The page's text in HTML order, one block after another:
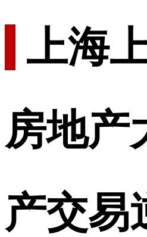
上海
房地产
产交易